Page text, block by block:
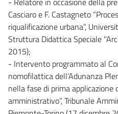
Casciaro e F. Castagneto
riqualificazione urbana”,
Struttura Didattica Speciale
2015);
- Intervento programmato al
nomofilattica dell’Adunanza
nella fase di prima applicazione
amministrativo”, Tribunale